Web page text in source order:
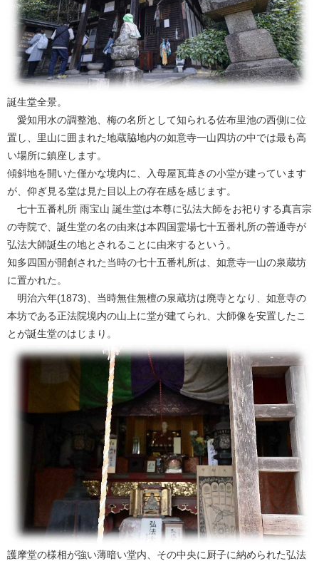
誕生堂全景。
愛知用水の調整池、梅の名所として知られる佐布里池の西側に位
置し、里山に囲まれた地蔵脇地内の如意寺一山四坊の中では最も高
い場所に鎮座します。
傾斜地を開いた僅かな境内に、入母屋瓦葺きの小堂が建っています
が、仰ぎ見る堂は見た目以上の存在感を感じます。
七十五番札所 雨宝山 誕生堂は本尊に弘法大師をお祀りする真言宗
の寺院で、誕生堂の名の由来は本四国霊場七十五番札所の善通寺が
弘法大師誕生の地とされることに由来するという。
知多四国が開創された当時の七十五番札所は、如意寺一山の泉蔵坊
に置かれた。
明治六年(1873)、当時無住無檀の泉蔵坊は廃寺となり、如意寺の
本坊である正法院境内の山上に堂が建てられ、大師像を安置したこ
とが誕生堂のはじまり。
護摩堂の様相が強い薄暗い堂内、その中央に厨子に納められた弘法